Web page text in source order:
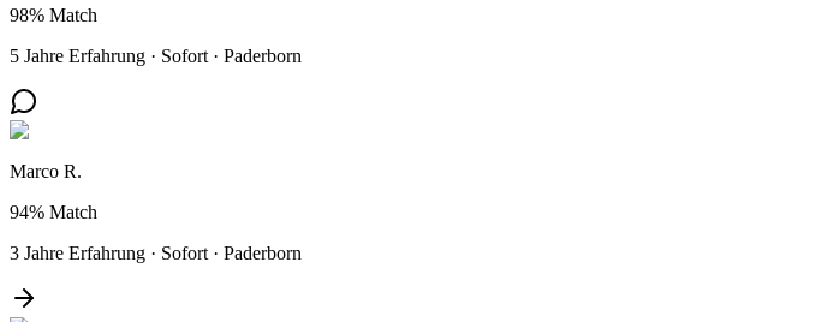
98% Match
5 Jahre Erfahrung · Sofort · Paderborn
Marco R.
94% Match
3 Jahre Erfahrung · Sofort · Paderborn